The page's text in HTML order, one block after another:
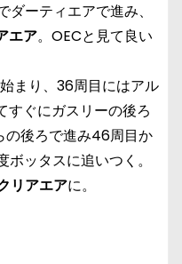
ーティエアで進み、
エア。OECと見て良い
まり、36周目にはアル
すぐにガスリーの後ろ
の後ろで進み46周目か
ッタスに追いつく。
リアエアに。